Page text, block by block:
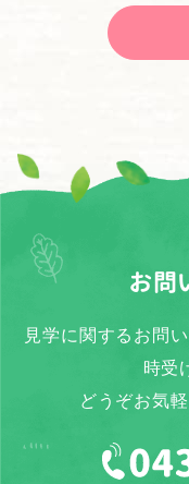
お問
見学に関するお問
時受
どうぞお気